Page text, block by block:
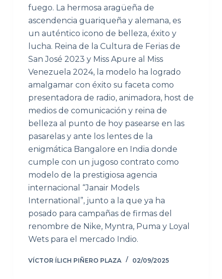
fuego. La hermosa aragüeña de
ascendencia guariqueña y alemana, es
un auténtico icono de belleza, éxito y
lucha. Reina de la Cultura de Ferias de
San José 2023 y Miss Apure al Miss
Venezuela 2024, la modelo ha logrado
amalgamar con éxito su faceta como
presentadora de radio, animadora, host de
medios de comunicación y reina de
belleza al punto de hoy pasearse en las
pasarelas y ante los lentes de la
enigmática Bangalore en India donde
cumple con un jugoso contrato como
modelo de la prestigiosa agencia
internacional “Janair Models
International”, junto a la que ya ha
posado para campañas de firmas del
renombre de Nike, Myntra, Puma y Loyal
Wets para el mercado Indio.
VÍCTOR ÍLICH PIÑERO PLAZA 02/09/2025